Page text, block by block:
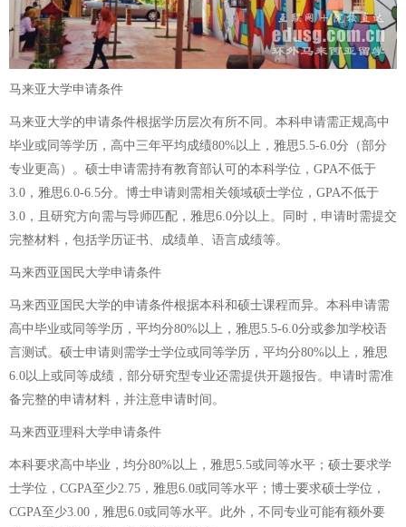
马来亚大学申请条件
马来亚大学的申请条件根据学历层次有所不同。本科申请需正规高中
毕业或同等学历，高中三年平均成绩80%以上，雅思5.5-6.0分（部分
专业更高）。硕士申请需持有教育部认可的本科学位，GPA不低于
3.0，雅思6.0-6.5分。博士申请则需相关领域硕士学位，GPA不低于
3.0，且研究方向需与导师匹配，雅思6.0分以上。同时，申请时需提交
完整材料，包括学历证书、成绩单、语言成绩等。
马来西亚国民大学申请条件
马来西亚国民大学的申请条件根据本科和硕士课程而异。本科申请需
高中毕业或同等学历，平均分80%以上，雅思5.5-6.0分或参加学校语
言测试。硕士申请则需学士学位或同等学历，平均分80%以上，雅思
6.0以上或同等成绩，部分研究型专业还需提供开题报告。申请时需准
备完整的申请材料，并注意申请时间。
马来西亚理科大学申请条件
本科要求高中毕业，均分80%以上，雅思5.5或同等水平；硕士要求学
士学位，CGPA至少2.75，雅思6.0或同等水平；博士要求硕士学位，
CGPA至少3.00，雅思6.0或同等水平。此外，不同专业可能有额外要